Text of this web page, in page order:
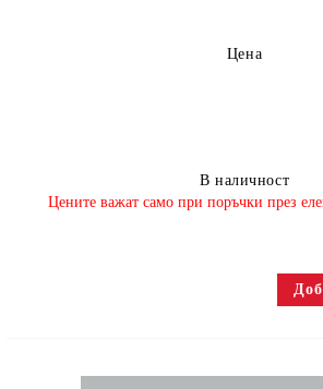
Цена
В наличност
​Цените важат само при поръчки през